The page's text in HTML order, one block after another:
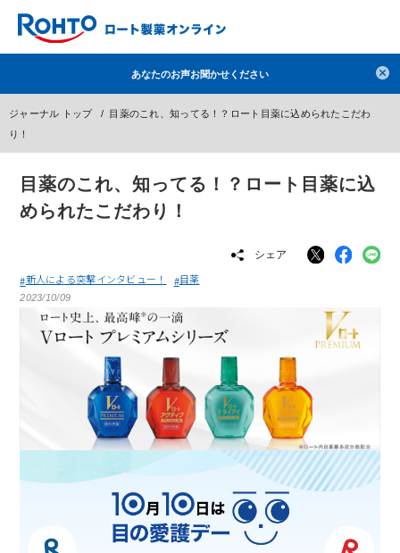
アゼライン酸 ハイドロキノン レチノール
美容サプリメント
ヘリオホワイト 制汗剤
ブランドから探す 使用用途から探す
成分から探す 注目の商品 を見る
ポイント交換品 を見る お問い合わせ
検索
ログイン / 新規会員登録
あなたのお声お聞かせください
ジャーナル トップ
目薬のこれ、知ってる！？ロート目薬に込められたこだわ
り！
目薬のこれ、知ってる！？ロート目薬に込
められたこだわり！
シェア
新人による突撃インタビュー！ 目薬
2023/10/09